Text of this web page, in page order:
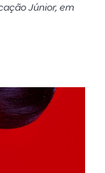
Júnior, em